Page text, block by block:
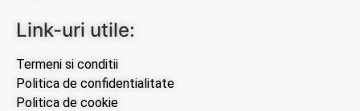
Link-uri utile:
Termeni si conditii
Politica de confidentialitate
Politica de cookie